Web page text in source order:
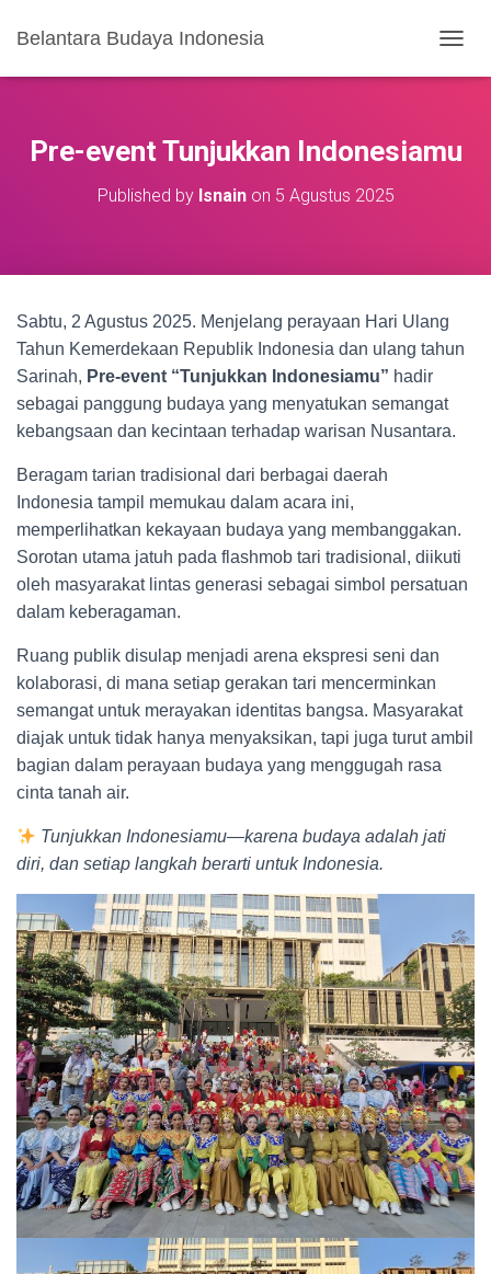
Belantara Budaya Indonesia
O
E
Pre-event Tunjukkan Indonesiamu
Published by Isnainon 5 Agustus 2025
Sabtu, 2 Agustus 2025. Menjelang perayaan Hari Ulang
Tahun Kemerdekaan Republik Indonesia dan ulang tahun
Sarinah, Pre-event “Tunjukkan Indonesiamu” hadir
sebagai panggung budaya yang menyatukan semangat
kebangsaan dan kecintaan terhadap warisan Nusantara.
Beragam tarian tradisional dari berbagai daerah
Indonesia tampil memukau dalam acara ini,
memperlihatkan kekayaan budaya yang membanggakan.
Sorotan utama jatuh pada flashmob tari tradisional, diikuti
oleh masyarakat lintas generasi sebagai simbol persatuan
dalam keberagaman.
Ruang publik disulap menjadi arena ekspresi seni dan
kolaborasi, di mana setiap gerakan tari mencerminkan
semangat untuk merayakan identitas bangsa. Masyarakat
diajak untuk tidak hanya menyaksikan, tapi juga turut ambil
bagian dalam perayaan budaya yang menggugah rasa
cinta tanah air.
Tunjukkan Indonesiamu—karena budaya adalah jati
diri, dan setiap langkah berarti untuk Indonesia.